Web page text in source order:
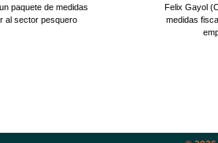
paquete de medidas
al sector pesquero
Felix Gayol
medidas